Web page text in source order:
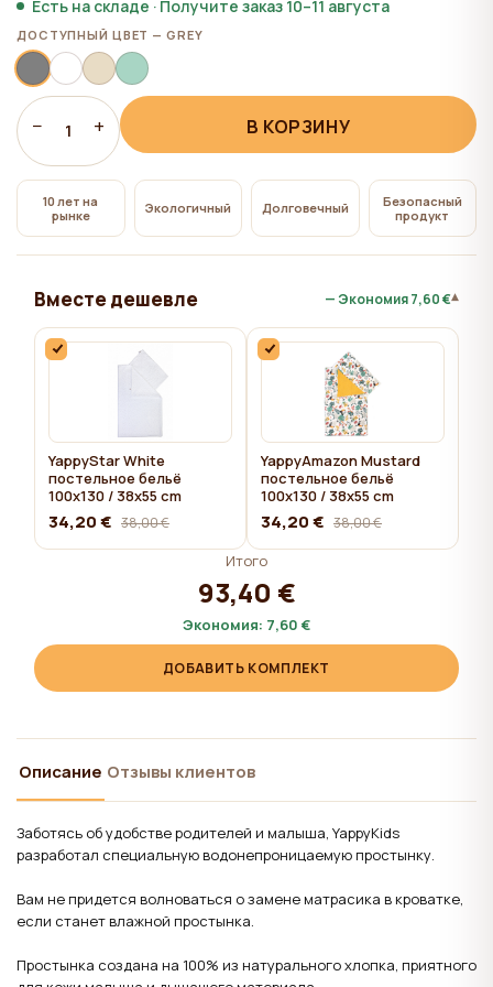
Есть на складе · Получите заказ 10–11 августа
ДОСТУПНЫЙ ЦВЕТ — GREY
− 1 + В КОРЗИНУ
10 лет на
рынке
Экологичный Долговечный
Безопасный
продукт
Вместе дешевле — Экономия7,60 €▾
YappyStar White
постельное бельё
100x130 / 38x55 cm
34,20 € 38,00 €
YappyAmazon Mustard
постельное бельё
100x130 / 38x55 cm
34,20 € 38,00 €
Итого
93,40 €
Экономия: 7,60 €
ДОБАВИТЬ КОМПЛЕКТ
Описание Отзывы клиентов
Заботясь об удобстве родителей и малыша, YappyKids
разработал специальную водонепроницаемую простынку.
Вам не придется волноваться о замене матрасика в кроватке,
если станет влажной простынка.
Простынка создана на 100% из натурального хлопка, приятного
всем", на сайте сохраняются технические файлы
cookie, необходимые для работы сайта,
использование которых не требует согласия
пользователя.